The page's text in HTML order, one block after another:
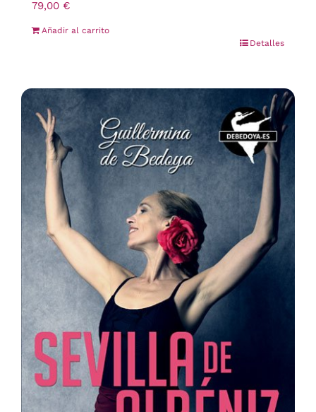
79,00 €
Añadir al carrito
Detalles